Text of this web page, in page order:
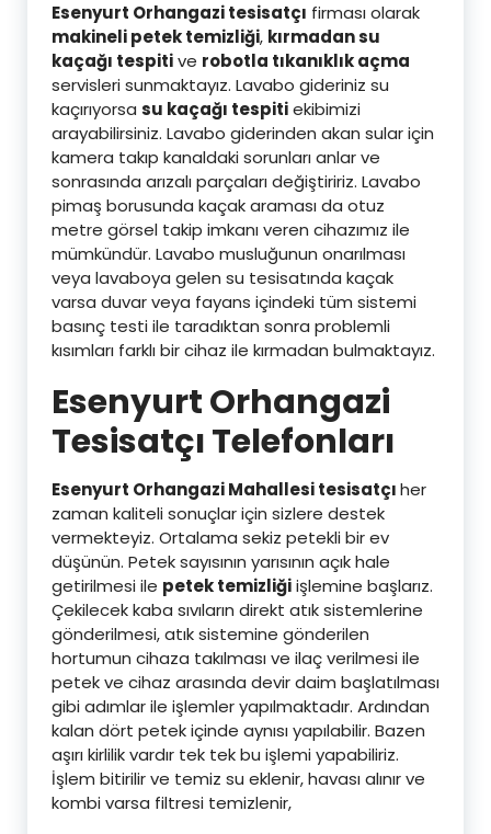
Esenyurt Orhangazi tesisatçı firması olarak
makineli petek temizliği, kırmadan su
kaçağı tespitive robotla tıkanıklık açma
servisleri sunmaktayız. Lavabo gideriniz su
kaçırıyorsa su kaçağı tespitiekibimizi
arayabilirsiniz. Lavabo giderinden akan sular için
kamera takıp kanaldaki sorunları anlar ve
sonrasında arızalı parçaları değiştiririz. Lavabo
pimaş borusunda kaçak araması da otuz
metre görsel takip imkanı veren cihazımız ile
mümkündür. Lavabo musluğunun onarılması
veya lavaboya gelen su tesisatında kaçak
varsa duvar veya fayans içindeki tüm sistemi
basınç testi ile taradıktan sonra problemli
kısımları farklı bir cihaz ile kırmadan bulmaktayız.
Esenyurt Orhangazi
Tesisatçı Telefonları
Esenyurt Orhangazi Mahallesi tesisatçıher
zaman kaliteli sonuçlar için sizlere destek
vermekteyiz. Ortalama sekiz petekli bir ev
düşünün. Petek sayısının yarısının açık hale
getirilmesi ile petek temizliğiişlemine başlarız.
Çekilecek kaba sıvıların direkt atık sistemlerine
gönderilmesi, atık sistemine gönderilen
hortumun cihaza takılması ve ilaç verilmesi ile
petek ve cihaz arasında devir daim başlatılması
gibi adımlar ile işlemler yapılmaktadır. Ardından
kalan dört petek içinde aynısı yapılabilir. Bazen
aşırı kirlilik vardır tek tek bu işlemi yapabiliriz.
İşlem bitirilir ve temiz su eklenir, havası alınır ve
kombi varsa filtresi temizlenir,